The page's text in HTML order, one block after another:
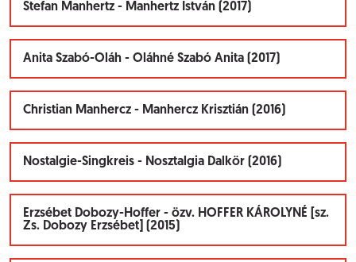
Stefan Manhertz - Manhertz István (2017)
Anita Szabó-Oláh - Oláhné Szabó Anita (2017)
Christian Manhercz - Manhercz Krisztián (2016)
Nostalgie-Singkreis - Nosztalgia Dalkör (2016)
Erzsébet Dobozy-Hoffer - özv. HOFFER KÁROLYNÉ [sz.
Zs. Dobozy Erzsébet] (2015)